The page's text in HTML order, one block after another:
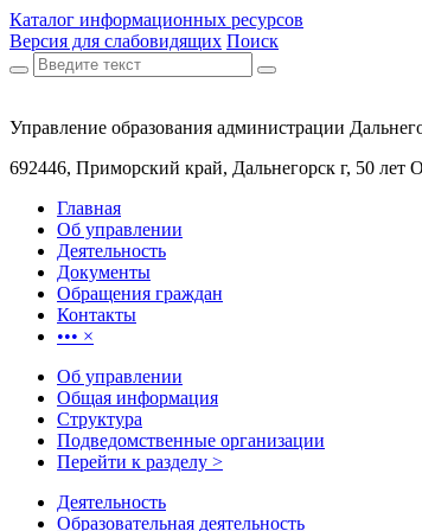
Каталог информационных ресурсов
Версия для слабовидящих Поиск
Управление образования администрации
692446, Приморский край, Дальнегорск г, 50 лет
Главная
Об управлении
Деятельность
Документы
Обращения граждан
Контакты
••• ×
Об управлении
Общая информация
Структура
Подведомственные организации
Перейти к разделу >
Деятельность
Образовательная деятельность